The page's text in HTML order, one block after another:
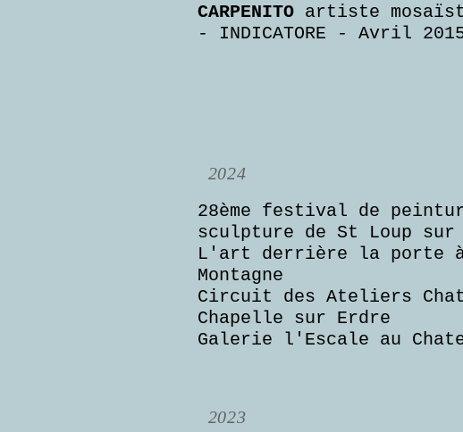
CARPENITO artiste
- INDICATORE - Avril
2024
28ème festival de
sculpture de St Loup
L'art derrière la porte
Montagne
Circuit des Ateliers
Chapelle sur Erdre
Galerie l'Escale au
2023